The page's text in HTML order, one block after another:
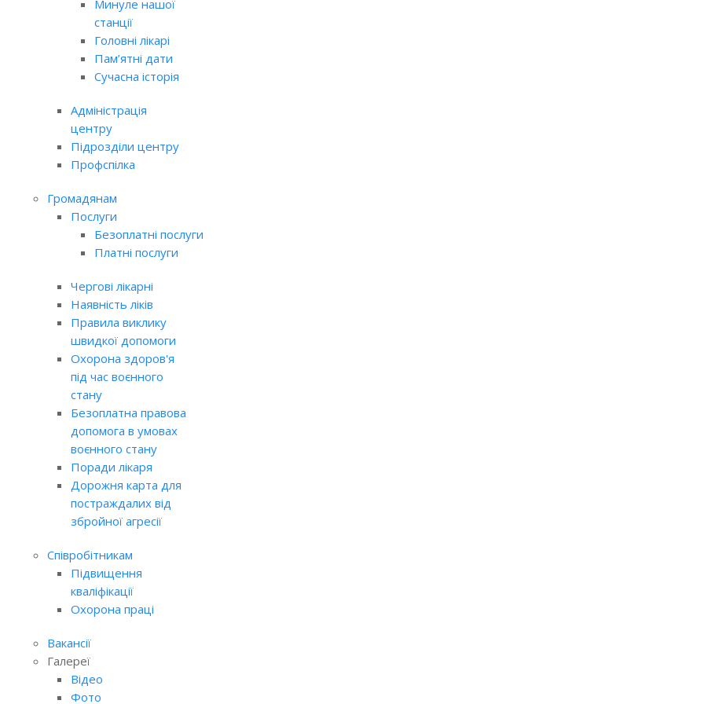
Минуле нашої
станції
Головні лікарі
Пам’ятні дати
Сучасна історія
Адміністрація
центру
Підрозділи центру
Профспілка
Громадянам
Послуги
Безоплатні послуги
Платні послуги
Чергові лікарні
Наявність ліків
Правила виклику
швидкої допомоги
Охорона здоров'я
під час воєнного
стану
Безоплатна правова
допомога в умовах
воєнного стану
Поради лікаря
Дорожня карта для
постраждалих від
збройної агресії
Співробітникам
Підвищення
кваліфікації
Охорона праці
Вакансії
Галереї
Відео
Фото